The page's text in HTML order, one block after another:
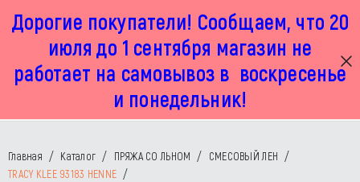
Дорогие покупатели! Сообщаем, что 20
июля до 1 сентября магазин не
работает на самовывоз в воскресенье
и понедельник!
г. Москва, Маленковская 32 стр 2А
пн-пт с 11:00 до 19:00, сб с 11:00 до 17:00
+7 925 449 67 92
Главная / Каталог / ПРЯЖА СО ЛЬНОМ / СМЕСОВЫЙ ЛЕН /
TRACY KLEE 93183 HENNE /